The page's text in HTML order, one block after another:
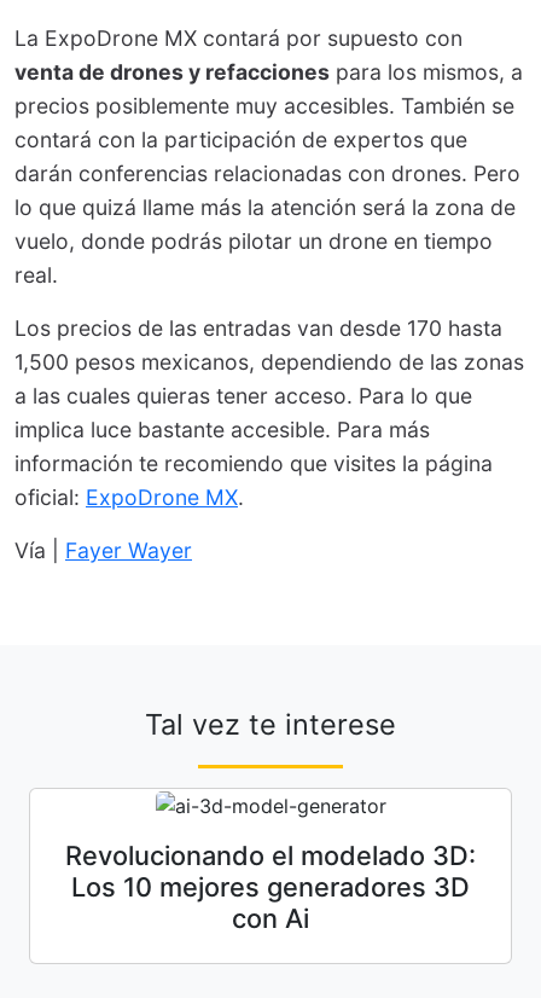
La ExpoDrone MX contará por supuesto con
venta de drones y refacciones para los mismos, a
precios posiblemente muy accesibles. También se
contará con la participación de expertos que
darán conferencias relacionadas con drones. Pero
lo que quizá llame más la atención será la zona de
vuelo, donde podrás pilotar un drone en tiempo
real.
Los precios de las entradas van desde 170 hasta
1,500 pesos mexicanos, dependiendo de las zonas
a las cuales quieras tener acceso. Para lo que
implica luce bastante accesible. Para más
información te recomiendo que visites la página
oficial: ExpoDrone MX.
Vía | Fayer Wayer
Tal vez te interese
Revolucionando el modelado 3D:
Los 10 mejores generadores 3D
con Ai